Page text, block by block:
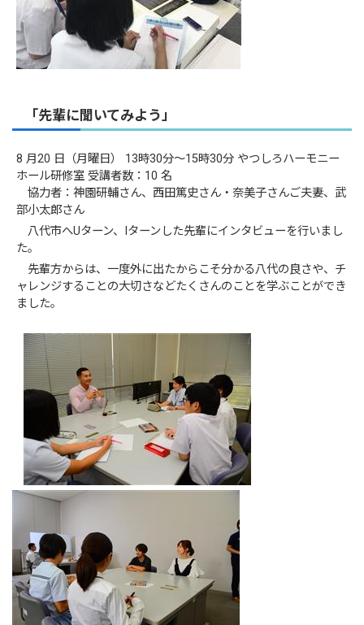
「先輩に聞いてみよう」
8 月20 日（月曜日） 13時30分～15時30分 やつしろハーモニー
ホール研修室 受講者数：10 名
協力者：神園研輔さん、西田篤史さん・奈美子さんご夫妻、武
部小太郎さん
八代市へUターン、Iターンした先輩にインタビューを行いまし
た。
先輩方からは、一度外に出たからこそ分かる八代の良さや、チ
ャレンジすることの大切さなどたくさんのことを学ぶことができ
ました。